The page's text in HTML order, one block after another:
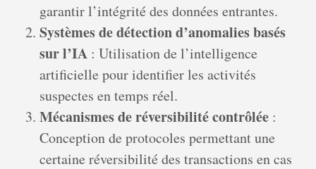
garantir l’intégrité des données entrantes.
Systèmes de détection d’anomalies basés
sur l’IA : Utilisation de l’intelligence
artificielle pour identifier les activités
suspectes en temps réel.
Mécanismes de réversibilité contrôlée :
Conception de protocoles permettant une
certaine réversibilité des transactions en cas